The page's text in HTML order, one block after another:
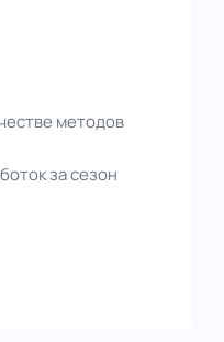
методов
за сезон